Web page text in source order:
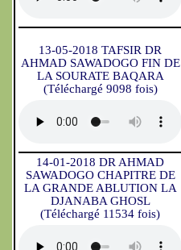
13-05-2018 TAFSIR DR
AHMAD SAWADOGO FIN DE
LA SOURATE BAQARA
(Téléchargé 9098 fois)
14-01-2018 DR AHMAD
SAWADOGO CHAPITRE DE
LA GRANDE ABLUTION LA
DJANABA GHOSL
(Téléchargé 11534 fois)